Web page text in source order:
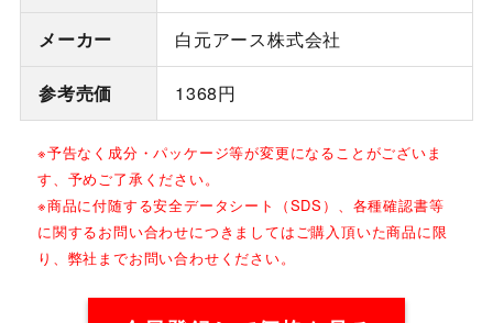
メーカー 白元アース株式会社
参考売価 1368円
※予告なく成分・パッケージ等が変更になることがございま
す、予めご了承ください。
※商品に付随する安全データシート（SDS）、各種確認書等
に関するお問い合わせにつきましてはご購入頂いた商品に限
り、弊社までお問い合わせください。